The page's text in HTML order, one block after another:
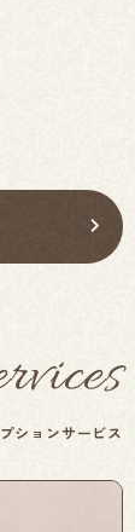
ションサービス